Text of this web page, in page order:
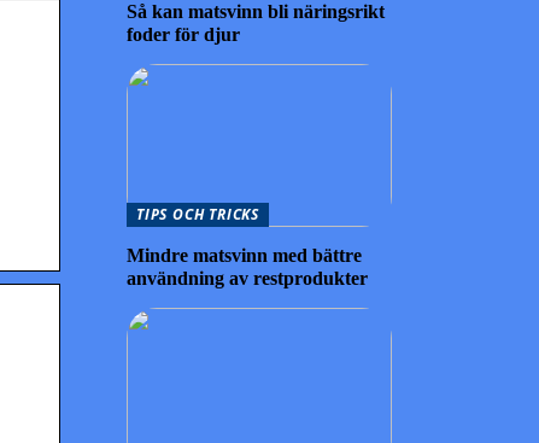
Så kan matsvinn bli näringsrikt
foder för djur
TIPS OCH TRICKS
Mindre matsvinn med bättre
användning av restprodukter